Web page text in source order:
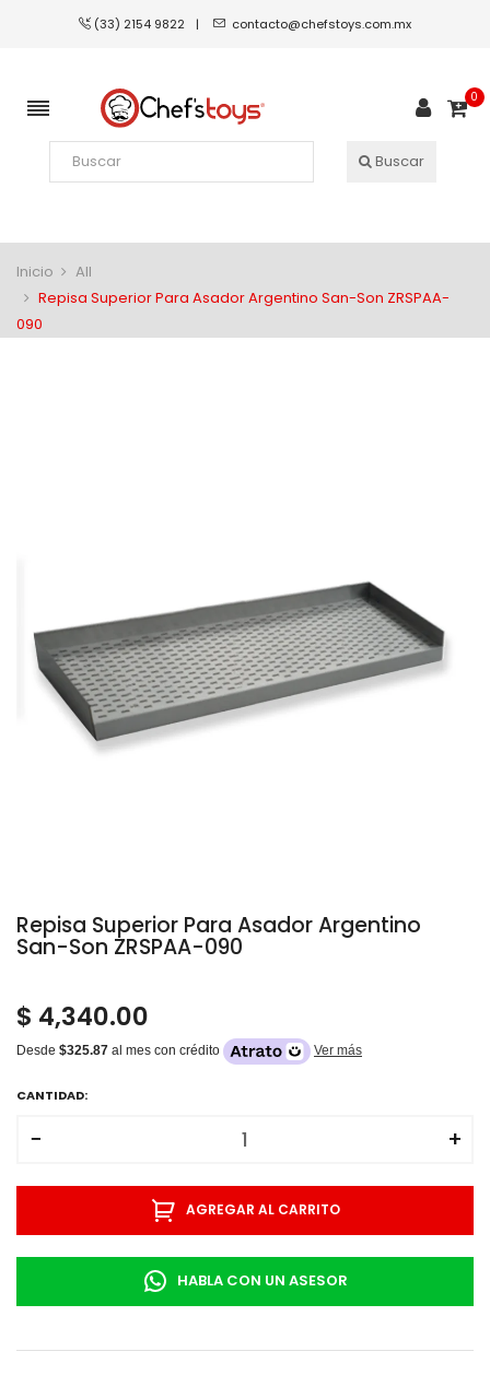
(33) 2154 9822 | contacto@chefstoys.com.mx
0
Buscar
Inicio
All
Repisa Superior Para Asador Argentino San-Son ZRSPAA-
090
Repisa Superior Para Asador Argentino
San-Son ZRSPAA-090
$ 4,340.00
Desde $325.87 al mes con crédito Ver más
CANTIDAD:
− +
AGREGAR AL CARRITO
HABLA CON UN ASESOR